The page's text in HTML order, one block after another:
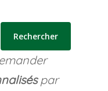
Rechercher
par